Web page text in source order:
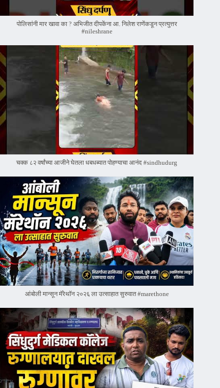
पोलिसांनी मार खावा का ? अभिजीत दीपकेंना आ. निलेश राणेंकडून प्रत्युत्तर
#nileshrane
चक्क ८२ वर्षांच्या आजीने घेतला धबधब्यात पोहण्याचा आनंद #sindhudurg
आंबोली मान्सून मॅरेथॉन २०२६ ला उत्साहात सुरुवात #marethone